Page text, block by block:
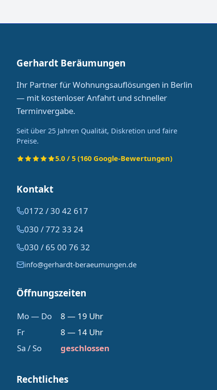
Gerhardt Beräumungen
Ihr Partner für Wohnungsauflösungen in Berlin
— mit kostenloser Anfahrt und schneller
Terminvergabe.
Seit über 25 Jahren Qualität, Diskretion und faire
Preise.
5.0 / 5 (160 Google-Bewertungen)
Kontakt
0172 / 30 42 617
030 / 772 33 24
030 / 65 00 76 32
info@gerhardt-beraeumungen.de
Öffnungszeiten
Mo — Do
8 — 19 Uhr
Fr
8 — 14 Uhr
Sa / So
geschlossen
Rechtliches